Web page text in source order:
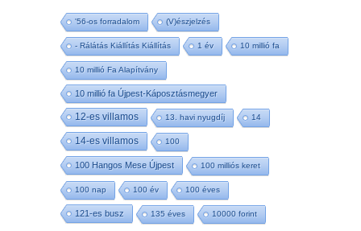
'56-os forradalom (V)észjelzés
- Rálátás Kiállítás Kiállítás 1 év 10 millió fa
10 millió Fa Alapítvány
10 millió fa Újpest-Káposztásmegyer
12-es villamos 13. havi nyugdíj 14
14-es villamos 100
100 Hangos Mese Újpest 100 milliós keret
100 nap 100 év 100 éves
121-es busz 135 éves 10000 forint